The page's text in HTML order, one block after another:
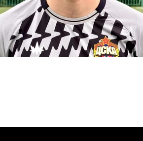
в родной клуб, Антон
14:40